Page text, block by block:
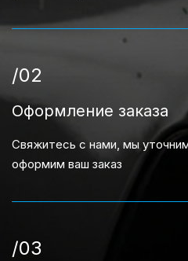
/02
Оформление заказа
Свяжитесь с нами, мы
оформим ваш заказ
/03